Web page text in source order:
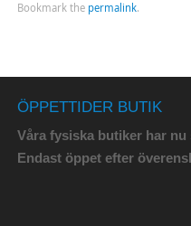
Bookmark the permalink.
ÖPPETTIDER BUTIK
Våra fysiska butiker har
Endast öppet efter